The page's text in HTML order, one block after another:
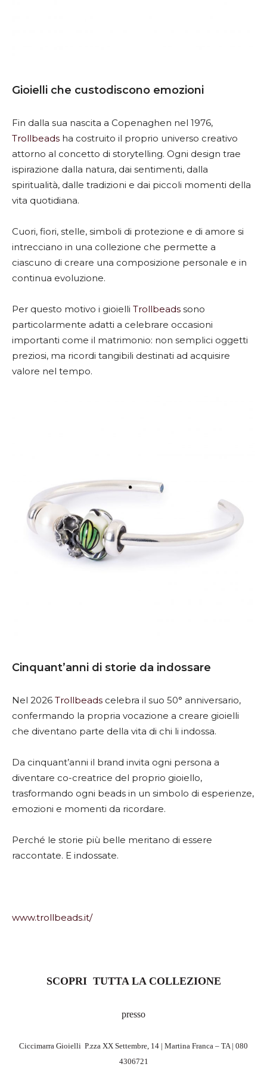
Gioielli che custodiscono emozioni
Fin dalla sua nascita a Copenaghen nel 1976,
Trollbeads ha costruito il proprio universo creativo
attorno al concetto di storytelling. Ogni design trae
ispirazione dalla natura, dai sentimenti, dalla
spiritualità, dalle tradizioni e dai piccoli momenti della
vita quotidiana.
Cuori, fiori, stelle, simboli di protezione e di amore si
intrecciano in una collezione che permette a
ciascuno di creare una composizione personale e in
continua evoluzione.
Per questo motivo i gioielli Trollbeads sono
particolarmente adatti a celebrare occasioni
importanti come il matrimonio: non semplici oggetti
preziosi, ma ricordi tangibili destinati ad acquisire
valore nel tempo.
Cinquant’anni di storie da indossare
Nel 2026 Trollbeads celebra il suo 50° anniversario,
confermando la propria vocazione a creare gioielli
che diventano parte della vita di chi li indossa.
Da cinquant’anni il brand invita ogni persona a
diventare co-creatrice del proprio gioiello,
trasformando ogni beads in un simbolo di esperienze,
emozioni e momenti da ricordare.
Perché le storie più belle meritano di essere
raccontate. E indossate.
www.trollbeads.it/
SCOPRI TUTTA LA COLLEZIONE
presso
Ciccimarra Gioielli P.zza XX Settembre, 14 | Martina Franca – TA | 080
4306721